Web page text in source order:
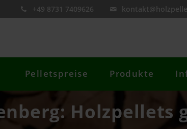
+49 8731 7409626
Pelletspreise Produkte
Holzpellets